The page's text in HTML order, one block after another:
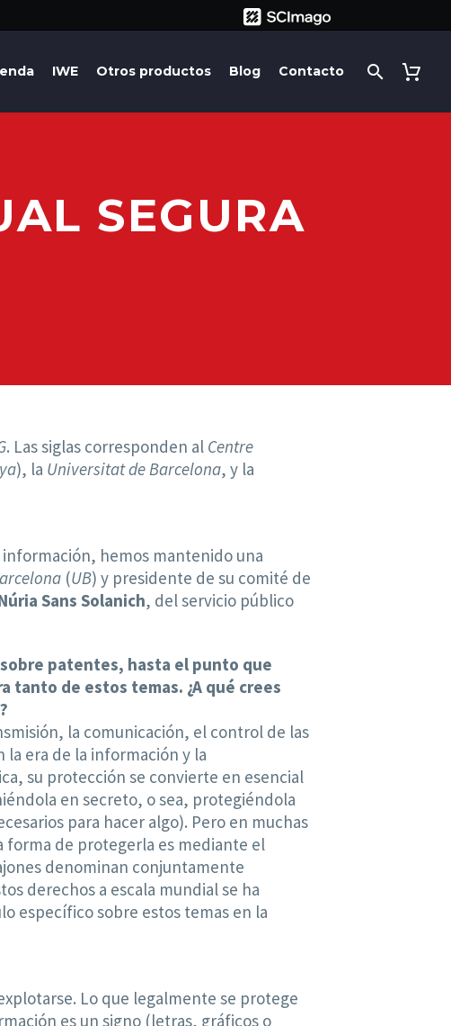
IWE Otros productos Blog Contacto
SEGURA
. Las siglas corresponden al Centre
), la Universitat de Barcelona, y la
hemos mantenido una
(UB) y presidente de su comité de
Sans Solanich, del servicio público
patentes, hasta el punto que
tanto de estos temas. ¿A qué crees
la comunicación, el control de las
era de la información y la
su protección se convierte en esencial
en secreto, o sea, protegiéndola
para hacer algo). Pero en muchas
forma de protegerla es mediante el
denominan conjuntamente
derechos a escala mundial se ha
específico sobre estos temas en la
Lo que legalmente se protege
es un signo (letras, gráficos o